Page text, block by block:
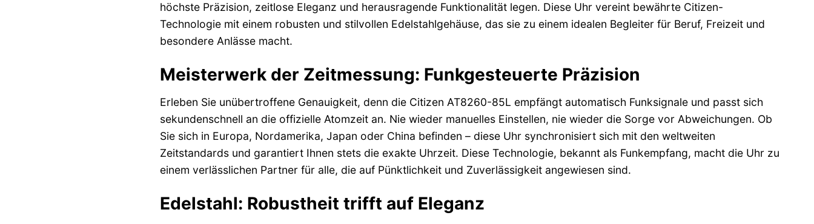
höchste Präzision, zeitlose Eleganz und herausragende Funktionalität legen. Diese Uhr vereint bewährte Citizen-
Technologie mit einem robusten und stilvollen Edelstahlgehäuse, das sie zu einem idealen Begleiter für Beruf, Freizeit und
besondere Anlässe macht.
Meisterwerk der Zeitmessung: Funkgesteuerte Präzision
Erleben Sie unübertroffene Genauigkeit, denn die Citizen AT8260-85L empfängt automatisch Funksignale und passt sich
sekundenschnell an die offizielle Atomzeit an. Nie wieder manuelles Einstellen, nie wieder die Sorge vor Abweichungen. Ob
Sie sich in Europa, Nordamerika, Japan oder China befinden – diese Uhr synchronisiert sich mit den weltweiten
Zeitstandards und garantiert Ihnen stets die exakte Uhrzeit. Diese Technologie, bekannt als Funkempfang, macht die Uhr zu
einem verlässlichen Partner für alle, die auf Pünktlichkeit und Zuverlässigkeit angewiesen sind.
Edelstahl: Robustheit trifft auf Eleganz